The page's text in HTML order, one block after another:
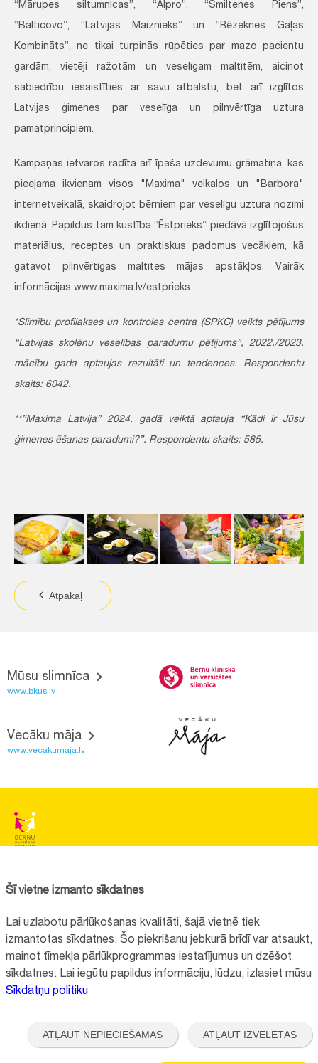
“Mārupes siltumnīcas”, “Alpro”, “Smiltenes Piens”,
“Balticovo”, “Latvijas Maiznieks” un “Rēzeknes Gaļas
Kombināts”, ne tikai turpinās rūpēties par mazo pacientu
gardām, vietēji ražotām un veselīgam maltītēm, aicinot
sabiedrību iesaistīties ar savu atbalstu, bet arī izglītos
Latvijas ģimenes par veselīga un pilnvērtīga uztura
pamatprincipiem.
Kampaņas ietvaros radīta arī īpaša uzdevumu grāmatiņa, kas
pieejama ikvienam visos "Maxima" veikalos un "Barbora"
internetveikalā, skaidrojot bērniem par veselīgu uztura nozīmi
ikdienā. Papildus tam kustība “Ēstprieks” piedāvā izglītojošus
materiālus, receptes un praktiskus padomus vecākiem, kā
gatavot pilnvērtīgas maltītes mājas apstākļos. Vairāk
informācijas www.maxima.lv/estprieks
*Slimību profilakses un kontroles centra (SPKC) veikts pētījums
“Latvijas skolēnu veselības paradumu pētījums”, 2022./2023.
mācību gada aptaujas rezultāti un tendences. Respondentu
skaits: 6042.
**”Maxima Latvija” 2024. gadā veiktā aptauja “Kādi ir Jūsu
ģimenes ēšanas paradumi?”. Respondentu skaits: 585.
Atpakaļ
Mūsu slimnīca
www.bkus.lv
Vecāku māja
www.vecakumaja.lv
Reģistrācijas nr.:40008057120
+371 67064475
Visi kontakti
"Aktīvo iedzīvotāju fonds" finansētā projekta "
Bērnu slimnīcas fonda
ilgtspējīgas attīstības veicināšana
" ietvaros.
Šī vietne izmanto sīkdatnes
Lai uzlabotu pārlūkošanas kvalitāti, šajā vietnē tiek
izmantotas sīkdatnes. Šo piekrišanu jebkurā brīdī var atsaukt,
mainot tīmekļa pārlūkprogrammas iestatījumus un dzēšot
sīkdatnes. Lai iegūtu papildus informāciju, lūdzu, izlasiet mūsu
Sīkdatņu politiku
ATĻAUT NEPIECIEŠAMĀS ATĻAUT IZVĒLĒTĀS